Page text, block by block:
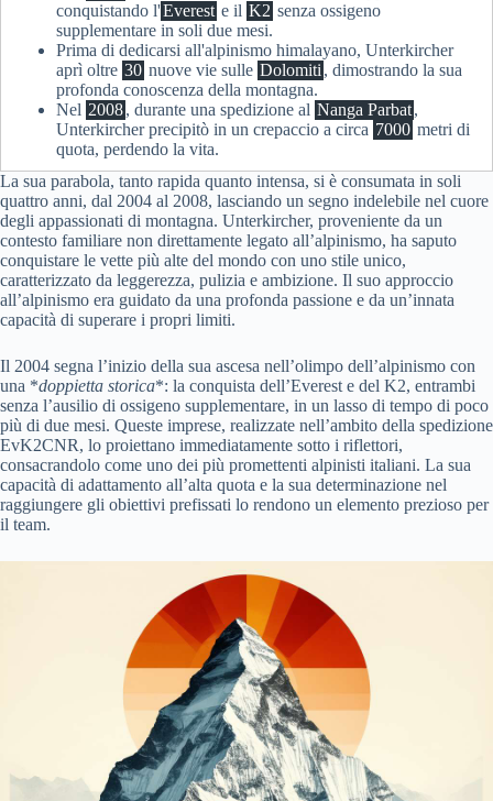
conquistando l'Everest e il K2 senza ossigeno
supplementare in soli due mesi.
Prima di dedicarsi all'alpinismo himalayano, Unterkircher
aprì oltre 30 nuove vie sulle Dolomiti , dimostrando la sua
profonda conoscenza della montagna.
Nel 2008, durante una spedizione al Nanga Parbat,
Unterkircher precipitò in un crepaccio a circa 7000 metri di
quota, perdendo la vita.
La sua parabola, tanto rapida quanto intensa, si è consumata in soli
quattro anni, dal 2004 al 2008, lasciando un segno indelebile nel cuore
degli appassionati di montagna. Unterkircher, proveniente da un
contesto familiare non direttamente legato all’alpinismo, ha saputo
conquistare le vette più alte del mondo con uno stile unico,
caratterizzato da leggerezza, pulizia e ambizione. Il suo approccio
all’alpinismo era guidato da una profonda passione e da un’innata
capacità di superare i propri limiti.
Il 2004 segna l’inizio della sua ascesa nell’olimpo dell’alpinismo con
una *doppietta storica*: la conquista dell’Everest e del K2, entrambi
senza l’ausilio di ossigeno supplementare, in un lasso di tempo di poco
più di due mesi. Queste imprese, realizzate nell’ambito della spedizione
EvK2CNR, lo proiettano immediatamente sotto i riflettori,
consacrandolo come uno dei più promettenti alpinisti italiani. La sua
capacità di adattamento all’alta quota e la sua determinazione nel
raggiungere gli obiettivi prefissati lo rendono un elemento prezioso per
il team.